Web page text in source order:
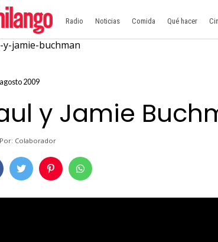
Radio Noticias Comida Qué hacer
2009
y Jamie
Por: Colaborador